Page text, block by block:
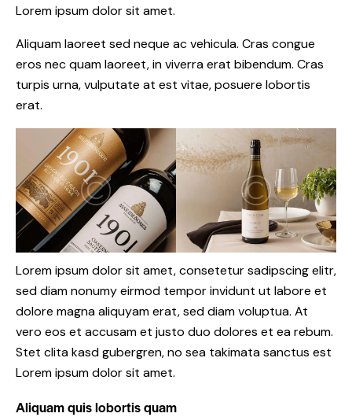
Lorem ipsum dolor sit amet.
Aliquam laoreet sed neque ac vehicula. Cras congue
eros nec quam laoreet, in viverra erat bibendum. Cras
turpis urna, vulputate at est vitae, posuere lobortis
erat.
Lorem ipsum dolor sit amet, consetetur sadipscing elitr,
sed diam nonumy eirmod tempor invidunt ut labore et
dolore magna aliquyam erat, sed diam voluptua. At
vero eos et accusam et justo duo dolores et ea rebum.
Stet clita kasd gubergren, no sea takimata sanctus est
Lorem ipsum dolor sit amet.
Aliquam quis lobortis quam